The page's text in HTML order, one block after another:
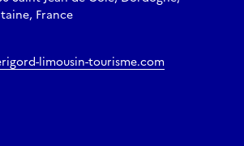
France
limousin-tourisme.com